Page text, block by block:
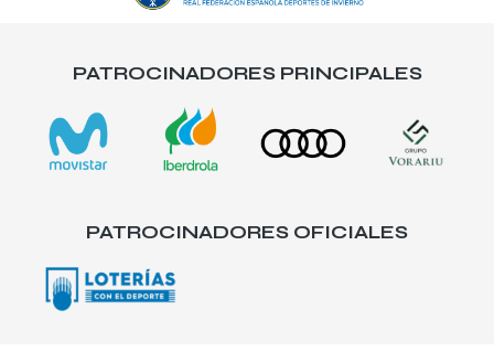
PATROCINADORES PRINCIPALES
PATROCINADORES OFICIALES